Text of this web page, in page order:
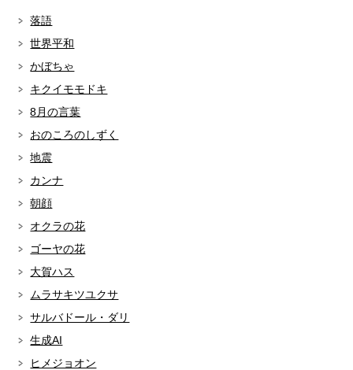
落語
世界平和
かぼちゃ
キクイモモドキ
8月の言葉
おのころのしずく
地震
カンナ
朝顔
オクラの花
ゴーヤの花
大賀ハス
ムラサキツユクサ
サルバドール・ダリ
生成AI
ヒメジョオン